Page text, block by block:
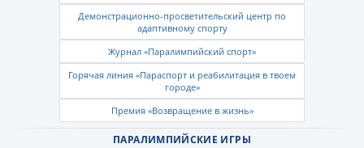
Демонстрационно-просветительский центр по
адаптивному спорту
Журнал «Паралимпийский спорт»
Горячая линия «Параспорт и реабилитация в твоем
городе»
Премия «Возвращение в жизнь»
ПАРАЛИМПИЙСКИЕ ИГРЫ